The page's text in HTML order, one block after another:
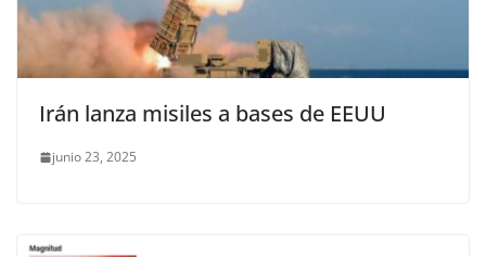
Irán lanza misiles a bases de EEUU
junio 23, 2025